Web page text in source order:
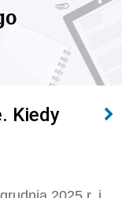
Kiedy